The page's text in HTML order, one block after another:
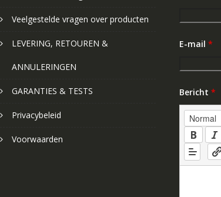
Veelgestelde vragen over producten
LEVERING, RETOUREN &
ANNULERINGEN
GARANTIES & TESTS
Privacybeleid
Voorwaarden
E-mail *
Bericht *